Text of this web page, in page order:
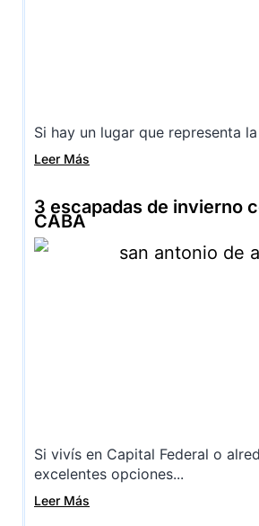
Si hay un lugar que representa
Leer Más
3 escapadas de invierno
CABA
Si vivís en Capital Federal o
excelentes opciones...
Leer Más